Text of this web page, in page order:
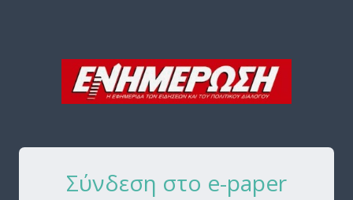
Σύνδεση στο e-paper